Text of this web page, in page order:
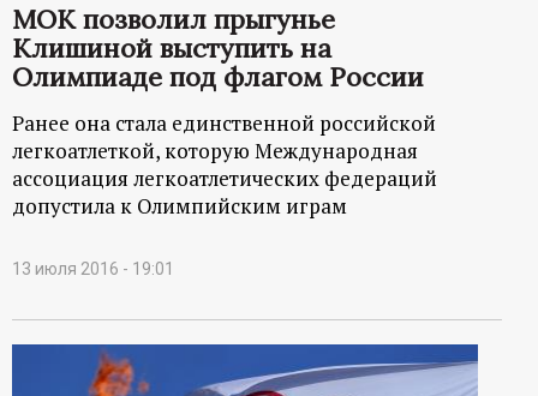
МОК позволил прыгунье
Клишиной выступить на
Олимпиаде под флагом России
Ранее она стала единственной российской
легкоатлеткой, которую Международная
ассоциация легкоатлетических федераций
допустила к Олимпийским играм
13 июля 2016 - 19:01